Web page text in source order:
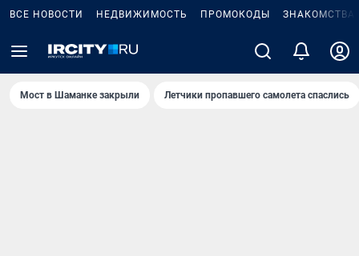
ВСЕ НОВОСТИ НЕДВИЖИМОСТЬ ПРОМОКОДЫ ЗНАКОМСТВА
Мост в Шаманке закрыли Летчики пропавшего самолета спаслись